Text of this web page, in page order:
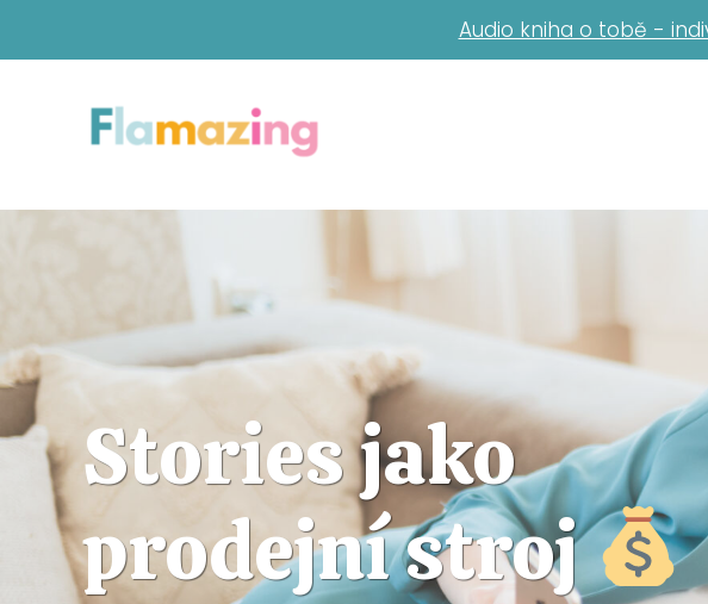
Audio kniha o tobě -
Stories jako
prodejní stroj